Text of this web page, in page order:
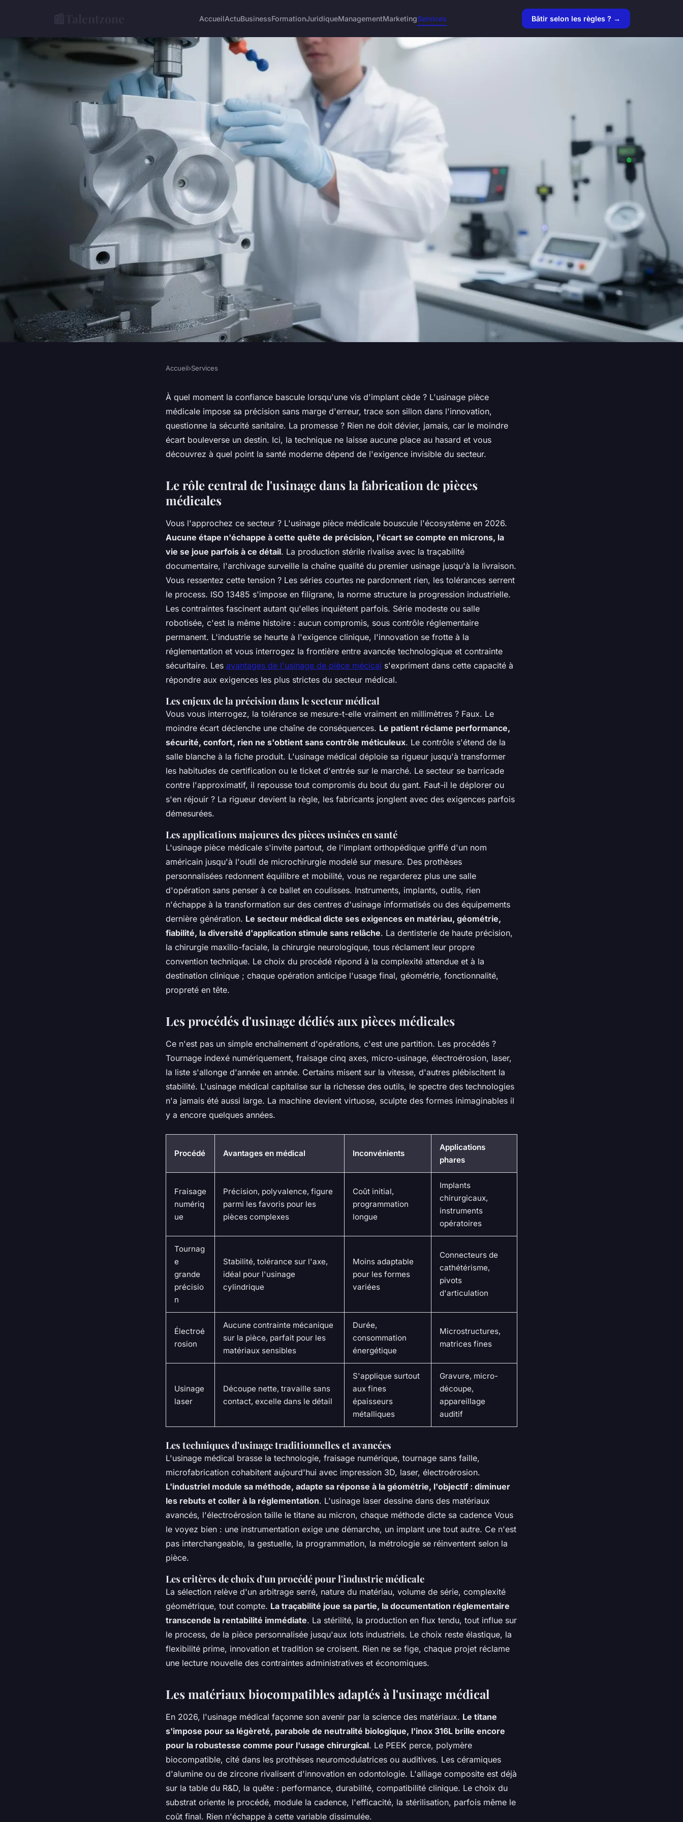
AccueilActuBusinessFormationJuridiqueManagementMarketingServices Bâtir selon les règles ? →
Usinage de pièces médicales : la
précision au service de l'innovation
Accueil›Services
À quel moment la confiance bascule lorsqu'une vis d'implant cède ? L'usinage pièce
médicale impose sa précision sans marge d'erreur, trace son sillon dans l'innovation,
questionne la sécurité sanitaire. La promesse ? Rien ne doit dévier, jamais, car le moindre
écart bouleverse un destin. Ici, la technique ne laisse aucune place au hasard et vous
découvrez à quel point la santé moderne dépend de l'exigence invisible du secteur.
Le rôle central de l'usinage dans la fabrication de pièces
médicales
Vous l'approchez ce secteur ? L'usinage pièce médicale bouscule l'écosystème en 2026.
Aucune étape n'échappe à cette quête de précision, l'écart se compte en microns, la
vie se joue parfois à ce détail. La production stérile rivalise avec la traçabilité
documentaire, l'archivage surveille la chaîne qualité du premier usinage jusqu'à la livraison.
Vous ressentez cette tension ? Les séries courtes ne pardonnent rien, les tolérances serrent
le process. ISO 13485 s'impose en filigrane, la norme structure la progression industrielle.
Les contraintes fascinent autant qu'elles inquiètent parfois. Série modeste ou salle
robotisée, c'est la même histoire : aucun compromis, sous contrôle réglementaire
permanent. L'industrie se heurte à l'exigence clinique, l'innovation se frotte à la
réglementation et vous interrogez la frontière entre avancée technologique et contrainte
sécuritaire. Les avantages de l'usinage de pièce mécical s'expriment dans cette capacité à
répondre aux exigences les plus strictes du secteur médical.
Les enjeux de la précision dans le secteur médical
Vous vous interrogez, la tolérance se mesure-t-elle vraiment en millimètres ? Faux. Le
moindre écart déclenche une chaîne de conséquences. Le patient réclame performance,
sécurité, confort, rien ne s'obtient sans contrôle méticuleux. Le contrôle s'étend de la
salle blanche à la fiche produit. L'usinage médical déploie sa rigueur jusqu'à transformer
les habitudes de certification ou le ticket d'entrée sur le marché. Le secteur se barricade
contre l'approximatif, il repousse tout compromis du bout du gant. Faut-il le déplorer ou
s'en réjouir ? La rigueur devient la règle, les fabricants jonglent avec des exigences parfois
démesurées.
Les applications majeures des pièces usinées en santé
L'usinage pièce médicale s'invite partout, de l'implant orthopédique griffé d'un nom
américain jusqu'à l'outil de microchirurgie modelé sur mesure. Des prothèses
personnalisées redonnent équilibre et mobilité, vous ne regarderez plus une salle
d'opération sans penser à ce ballet en coulisses. Instruments, implants, outils, rien
n'échappe à la transformation sur des centres d'usinage informatisés ou des équipements
dernière génération. Le secteur médical dicte ses exigences en matériau, géométrie,
fiabilité, la diversité d'application stimule sans relâche. La dentisterie de haute précision,
la chirurgie maxillo-faciale, la chirurgie neurologique, tous réclament leur propre
convention technique. Le choix du procédé répond à la complexité attendue et à la
destination clinique ; chaque opération anticipe l'usage final, géométrie, fonctionnalité,
propreté en tête.
Les procédés d'usinage dédiés aux pièces médicales
Ce n'est pas un simple enchaînement d'opérations, c'est une partition. Les procédés ?
Tournage indexé numériquement, fraisage cinq axes, micro-usinage, électroérosion, laser,
la liste s'allonge d'année en année. Certains misent sur la vitesse, d'autres plébiscitent la
stabilité. L'usinage médical capitalise sur la richesse des outils, le spectre des technologies
n'a jamais été aussi large. La machine devient virtuose, sculpte des formes inimaginables il
y a encore quelques années.
Procédé Avantages en médical Inconvénients
Applications
phares
Fraisage
numériq
ue
Précision, polyvalence, figure
parmi les favoris pour les
pièces complexes
Coût initial,
programmation
longue
Implants
chirurgicaux,
instruments
opératoires
Tournag
e
grande
précisio
n
Stabilité, tolérance sur l'axe,
idéal pour l'usinage
cylindrique
Moins adaptable
pour les formes
variées
Connecteurs de
cathétérisme,
pivots
d'articulation
Électroé
rosion
Aucune contrainte mécanique
sur la pièce, parfait pour les
matériaux sensibles
Durée,
consommation
énergétique
Microstructures,
matrices fines
Usinage
laser
Découpe nette, travaille sans
contact, excelle dans le détail
S'applique surtout
aux fines
épaisseurs
métalliques
Gravure, micro-
découpe,
appareillage
auditif
Les techniques d'usinage traditionnelles et avancées
L'usinage médical brasse la technologie, fraisage numérique, tournage sans faille,
microfabrication cohabitent aujourd'hui avec impression 3D, laser, électroérosion.
L'industriel module sa méthode, adapte sa réponse à la géométrie, l'objectif : diminuer
les rebuts et coller à la réglementation. L'usinage laser dessine dans des matériaux
avancés, l'électroérosion taille le titane au micron, chaque méthode dicte sa cadence Vous
le voyez bien : une instrumentation exige une démarche, un implant une tout autre. Ce n'est
pas interchangeable, la gestuelle, la programmation, la métrologie se réinventent selon la
pièce.
Les critères de choix d'un procédé pour l'industrie médicale
La sélection relève d'un arbitrage serré, nature du matériau, volume de série, complexité
géométrique, tout compte. La traçabilité joue sa partie, la documentation réglementaire
transcende la rentabilité immédiate. La stérilité, la production en flux tendu, tout influe sur
le process, de la pièce personnalisée jusqu'aux lots industriels. Le choix reste élastique, la
flexibilité prime, innovation et tradition se croisent. Rien ne se fige, chaque projet réclame
une lecture nouvelle des contraintes administratives et économiques.
Les matériaux biocompatibles adaptés à l'usinage médical
En 2026, l'usinage médical façonne son avenir par la science des matériaux. Le titane
s'impose pour sa légèreté, parabole de neutralité biologique, l'inox 316L brille encore
pour la robustesse comme pour l'usage chirurgical. Le PEEK perce, polymère
biocompatible, cité dans les prothèses neuromodulatrices ou auditives. Les céramiques
d'alumine ou de zircone rivalisent d'innovation en odontologie. L'alliage composite est déjà
sur la table du R&D, la quête : performance, durabilité, compatibilité clinique. Le choix du
substrat oriente le procédé, module la cadence, l'efficacité, la stérilisation, parfois même le
coût final. Rien n'échappe à cette variable dissimulée.